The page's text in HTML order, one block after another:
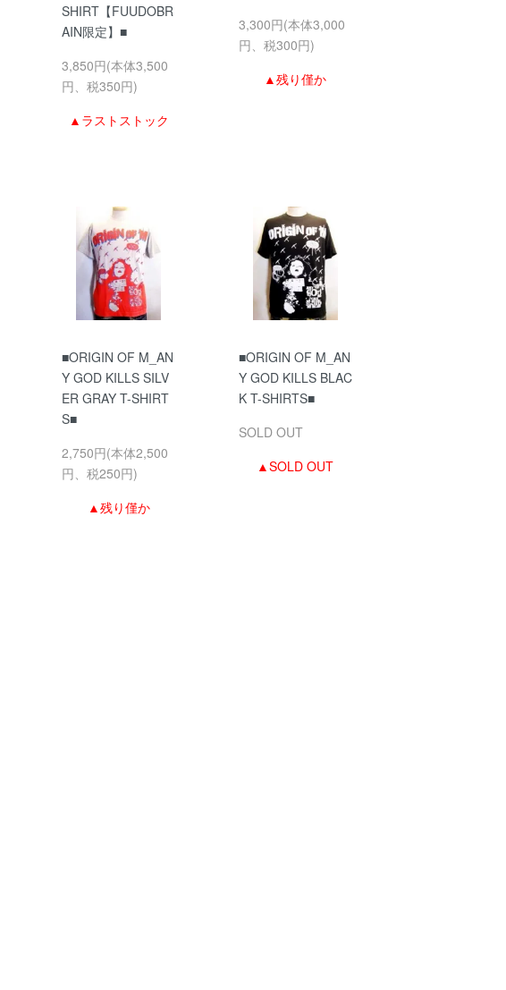
SHIRT【FUUDOBR
AIN限定】■
3,850円(本体3,500
円、税350円)
▲ラストストック
3,300円(本体3,000
円、税300円)
▲残り僅か
■ORIGIN OF M_AN
Y GOD KILLS SILV
ER GRAY T-SHIRT
S■
2,750円(本体2,500
円、税250円)
▲残り僅か
■ORIGIN OF M_AN
Y GOD KILLS BLAC
K T-SHIRTS■
SOLD OUT
▲SOLD OUT